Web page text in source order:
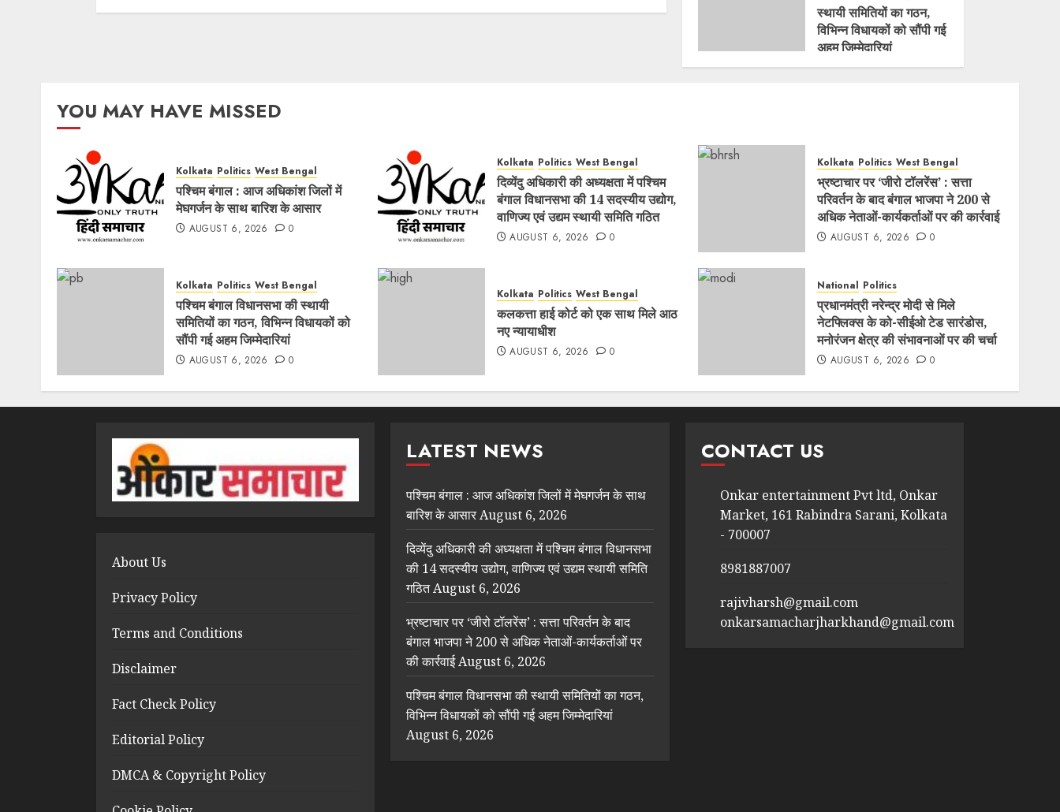
स्थायी समितियों का गठन,
विभिन्न विधायकों को सौंपी गई
अहम जिम्मेदारियां
AUGUST 6, 2026 0
YOU MAY HAVE MISSED
Kolkata Politics West Bengal
पश्चिम बंगाल : आज अधिकांश जिलों में
मेघगर्जन के साथ बारिश के आसार
AUGUST 6, 2026 0
Kolkata Politics West Bengal
दिव्येंदु अधिकारी की अध्यक्षता में पश्चिम
बंगाल विधानसभा की 14 सदस्यीय उद्योग,
वाणिज्य एवं उद्यम स्थायी समिति गठित
AUGUST 6, 2026 0
Kolkata Politics West Bengal
भ्रष्टाचार पर ‘जीरो टॉलरेंस’ : सत्ता
परिवर्तन के बाद बंगाल भाजपा ने 200 से
अधिक नेताओं-कार्यकर्ताओं पर की कार्रवाई
AUGUST 6, 2026 0
Kolkata Politics West Bengal
पश्चिम बंगाल विधानसभा की स्थायी
समितियों का गठन, विभिन्न विधायकों को
सौंपी गई अहम जिम्मेदारियां
AUGUST 6, 2026 0
Kolkata Politics West Bengal
कलकत्ता हाई कोर्ट को एक साथ मिले आठ
नए न्यायाधीश
AUGUST 6, 2026 0
National Politics
प्रधानमंत्री नरेन्द्र मोदी से मिले
नेटफ्लिक्स के को-सीईओ टेड सारंडोस,
मनोरंजन क्षेत्र की संभावनाओं पर की चर्चा
AUGUST 6, 2026 0
About Us
Privacy Policy
Terms and Conditions
Disclaimer
Fact Check Policy
Editorial Policy
DMCA & Copyright Policy
LATEST NEWS
पश्चिम बंगाल : आज अधिकांश जिलों में मेघगर्जन के साथ
बारिश के आसारAugust 6, 2026
दिव्येंदु अधिकारी की अध्यक्षता में पश्चिम बंगाल विधानसभा
की 14 सदस्यीय उद्योग, वाणिज्य एवं उद्यम स्थायी समिति
गठितAugust 6, 2026
भ्रष्टाचार पर ‘जीरो टॉलरेंस’ : सत्ता परिवर्तन के बाद
बंगाल भाजपा ने 200 से अधिक नेताओं-कार्यकर्ताओं पर
की कार्रवाईAugust 6, 2026
पश्चिम बंगाल विधानसभा की स्थायी समितियों का गठन,
विभिन्न विधायकों को सौंपी गई अहम जिम्मेदारियां
August 6, 2026
CONTACT US
Onkar entertainment Pvt ltd, Onkar
Market, 161 Rabindra Sarani, Kolkata
- 700007
8981887007
rajivharsh@gmail.com
onkarsamacharjharkhand@gmail.com